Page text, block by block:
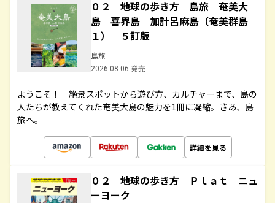
０２ 地球の歩き方 島旅 奄美大
島 喜界島 加計呂麻島（奄美群島
１） ５訂版
島旅
2026.08.06 発売
ようこそ！ 絶景スポットから遊び方、カルチャーまで、島の
人たちが教えてくれた奄美大島の魅力を1冊に凝縮。さあ、島
旅へ。
詳細を見る
０２ 地球の歩き方 Ｐｌａｔ ニュ
ーヨーク